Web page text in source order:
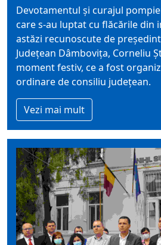
Devotamentul și curajul
care s-au luptat cu flăcările din
astăzi recunoscute de
Județean Dâmbovița, Corneliu
moment festiv, ce a fost
ordinare de consiliu județean.
Vezi mai mult